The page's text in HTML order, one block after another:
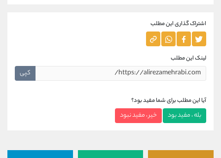
اشتراک گذاری این مطلب
لینک این مطلب
کپی
آیا این مطلب برای شما مفید بود؟
بله ، مفید بود خیر ، مفید نبود